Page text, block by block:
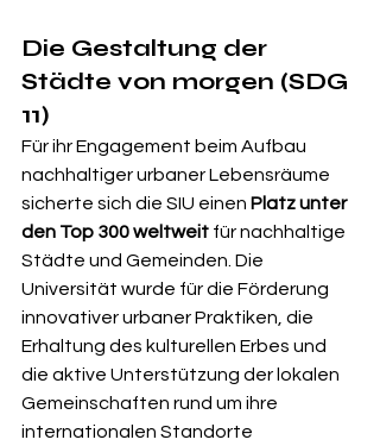
Die Gestaltung der
Städte von morgen (SDG
11)
Für ihr Engagement beim Aufbau
nachhaltiger urbaner Lebensräume
sicherte sich die SIU einen Platz unter
den Top 300 weltweit für nachhaltige
Städte und Gemeinden. Die
Universität wurde für die Förderung
innovativer urbaner Praktiken, die
Erhaltung des kulturellen Erbes und
die aktive Unterstützung der lokalen
Gemeinschaften rund um ihre
internationalen Standorte